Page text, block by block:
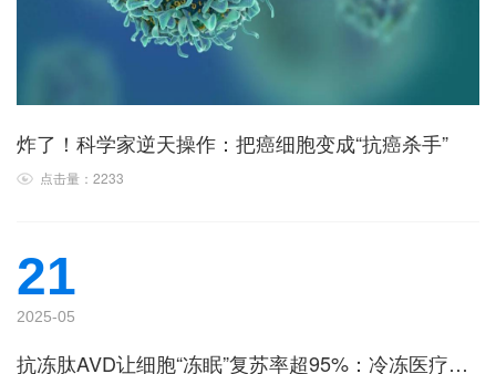
炸了！科学家逆天操作：把癌细胞变成“抗癌杀手”
点击量：2233
21
2025-05
抗冻肽AVD让细胞“冻眠”复苏率超95%：冷冻医疗破解冰晶损伤难题